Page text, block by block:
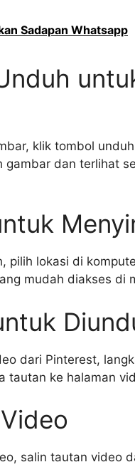
Sadapan Whatsapp
klik tombol
dan terlihat
pilih lokasi di
mudah diakses di
dari Pinterest,
tautan ke halaman
salin tautan video